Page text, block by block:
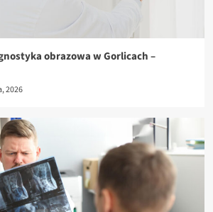
rozwiązania technologiczne w
– jak wybrać najlepsze?
maszyny dla branż spożywczej,
i chemicznej
obrazowa w Gorlicach –
2026